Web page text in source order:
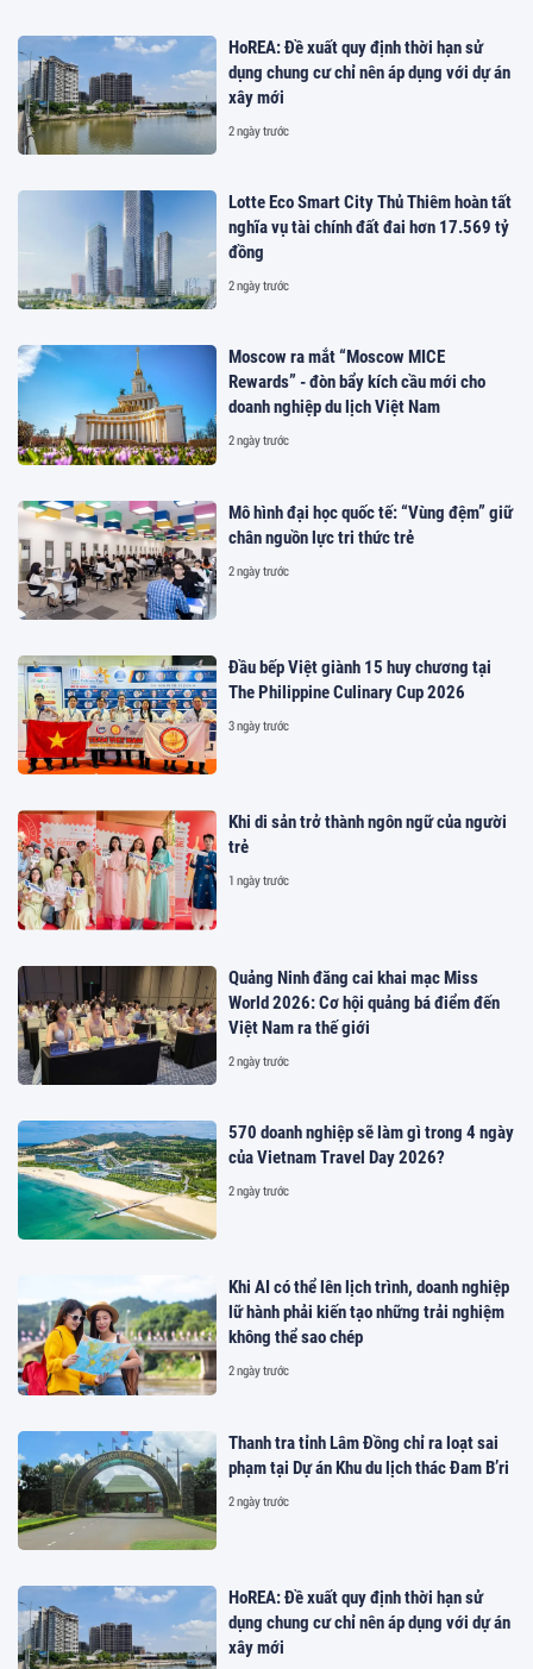
HoREA: Đề xuất quy định thời hạn sử
dụng chung cư chỉ nên áp dụng với dự án
xây mới
2 ngày trước
Lotte Eco Smart City Thủ Thiêm hoàn tất
nghĩa vụ tài chính đất đai hơn 17.569 tỷ
đồng
2 ngày trước
Moscow ra mắt “Moscow MICE
Rewards” - đòn bẩy kích cầu mới cho
doanh nghiệp du lịch Việt Nam
2 ngày trước
Mô hình đại học quốc tế: “Vùng đệm” giữ
chân nguồn lực tri thức trẻ
2 ngày trước
Đầu bếp Việt giành 15 huy chương tại
The Philippine Culinary Cup 2026
3 ngày trước
Khi di sản trở thành ngôn ngữ của người
trẻ
1 ngày trước
Quảng Ninh đăng cai khai mạc Miss
World 2026: Cơ hội quảng bá điểm đến
Việt Nam ra thế giới
2 ngày trước
570 doanh nghiệp sẽ làm gì trong 4 ngày
của Vietnam Travel Day 2026?
2 ngày trước
Khi AI có thể lên lịch trình, doanh nghiệp
lữ hành phải kiến tạo những trải nghiệm
không thể sao chép
2 ngày trước
Thanh tra tỉnh Lâm Đồng chỉ ra loạt sai
phạm tại Dự án Khu du lịch thác Đam B’ri
2 ngày trước
HoREA: Đề xuất quy định thời hạn sử
dụng chung cư chỉ nên áp dụng với dự án
xây mới